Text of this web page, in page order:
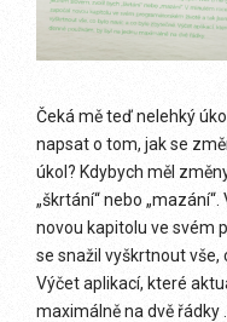
Čeká mě teď nelehký
napsat o tom, jak se
úkol? Kdybych měl
„škrtání“ nebo
novou kapitolu ve svém
se snažil vyškrtnout vše,
Výčet aplikací, které
maximálně na dvě řádky . .